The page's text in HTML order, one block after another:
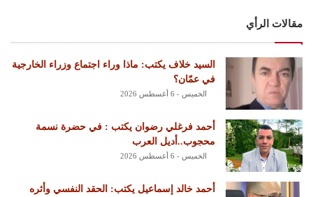
مقالات الرأي
السيد خلاف يكتب: ماذا وراء اجتماع وزراء الخارجية
في عمّان؟
الخميس - 6 أغسطس 2026
أحمد فرغلي رضوان يكتب : في حضرة نسمة
محجوب..أديل العرب
الخميس - 6 أغسطس 2026
أحمد خالد إسماعيل يكتب: الحقد النفسي وأثره